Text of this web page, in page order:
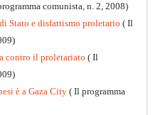
comunista, n. 2, 2008)
Stato e disfattismo proletario ( Il
contro il proletariato ( Il
è a Gaza City ( Il programma